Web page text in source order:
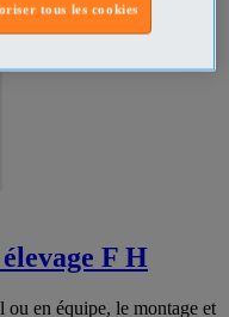
F H
ou en équipe, le montage et
tous les cookies